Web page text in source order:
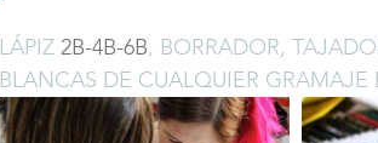
LÁPIZ 2B-4B-6B, BORRADOR,
BLANCAS DE CUALQUIER